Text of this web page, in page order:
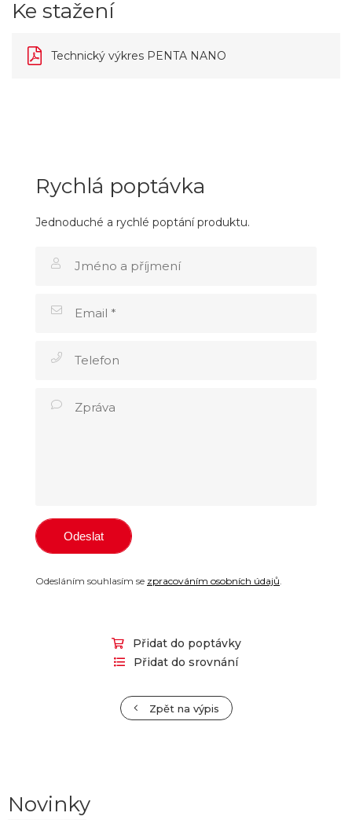
Ke stažení
Technický výkres PENTA NANO
Rychlá poptávka
Jednoduché a rychlé poptání produktu.
Odesláním souhlasím se zpracováním osobních údajů.
Přidat do poptávky
Přidat do srovnání
Zpět na výpis
Novinky